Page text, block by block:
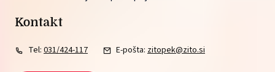
Kontakt
Tel: 031/424-117 E-pošta: zitopek@zito.si